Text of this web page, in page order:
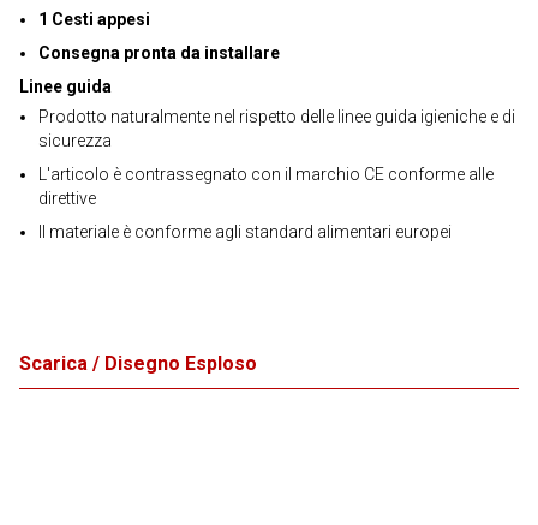
1 Cesti appesi
Consegna pronta da installare
Linee guida
Prodotto naturalmente nel rispetto delle linee guida igieniche e di
sicurezza
L'articolo è contrassegnato con il marchio CE conforme alle
direttive
Il materiale è conforme agli standard alimentari europei
Scarica / Disegno Esploso